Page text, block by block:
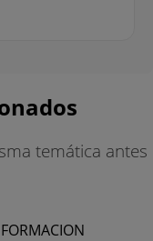
temática antes